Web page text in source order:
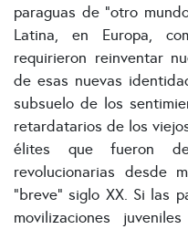
paraguas de “otro
Latina, en Europa,
requirieron reinventar
de esas nuevas
subsuelo de los
retardatarios de los
élites que fueron
revolucionarias desde
“breve” siglo XX. Si las
movilizaciones